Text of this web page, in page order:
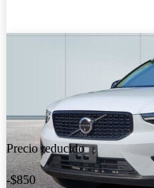
Precio reducido
-$850